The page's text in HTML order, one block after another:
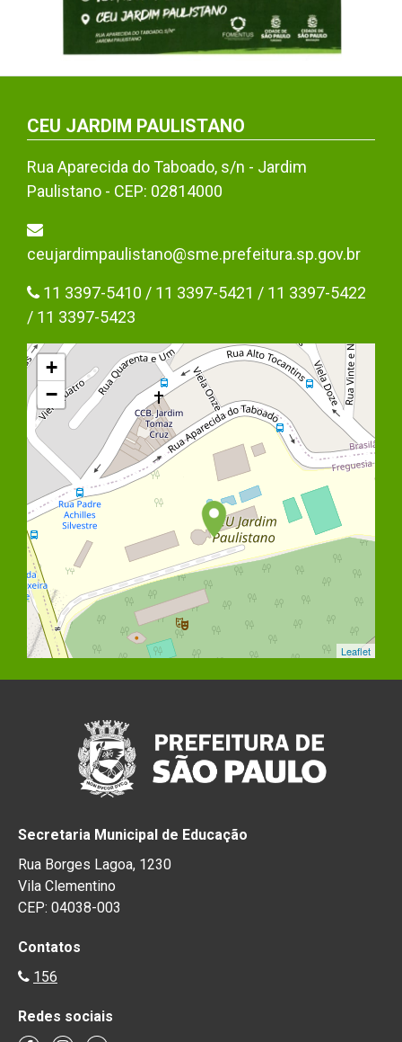
CEU JARDIM PAULISTANO
Rua Aparecida do Taboado, s/n - Jardim
Paulistano - CEP: 02814000
ceujardimpaulistano@sme.prefeitura.sp.gov.br
11 3397-5410 / 11 3397-5421 / 11 3397-5422
/ 11 3397-5423
+
−
Leaflet
Secretaria Municipal de Educação
Rua Borges Lagoa, 1230
Vila Clementino
CEP: 04038-003
Contatos
156
Redes sociais